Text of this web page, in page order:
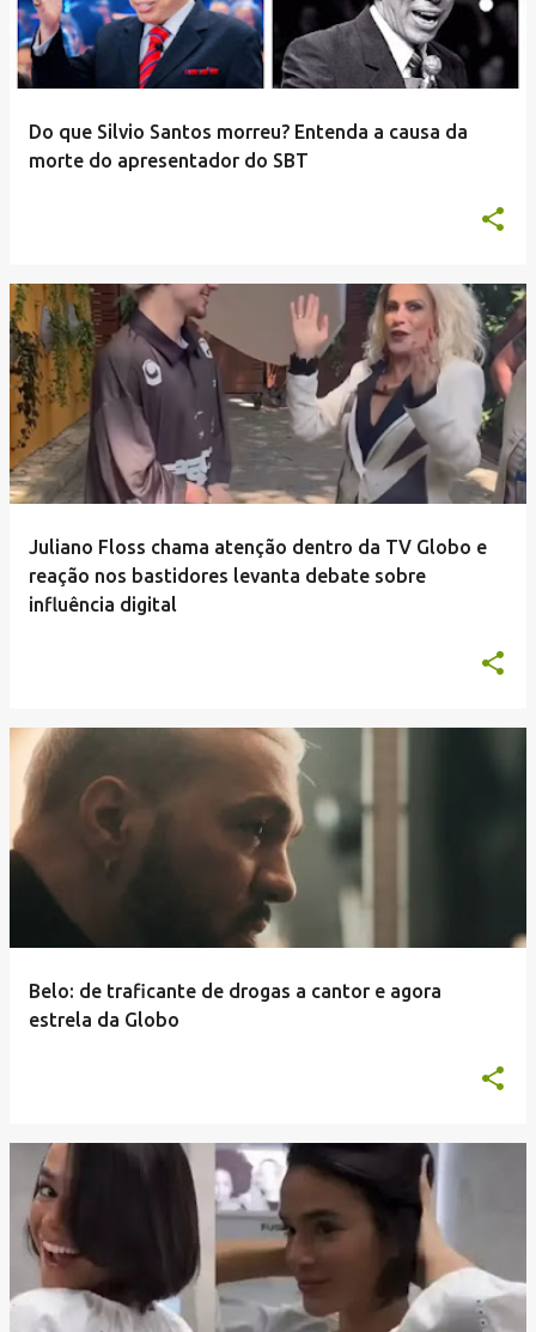
Do que Silvio Santos morreu? Entenda a causa da
morte do apresentador do SBT
Juliano Floss chama atenção dentro da TV Globo e
reação nos bastidores levanta debate sobre
influência digital
Belo: de traficante de drogas a cantor e agora
estrela da Globo